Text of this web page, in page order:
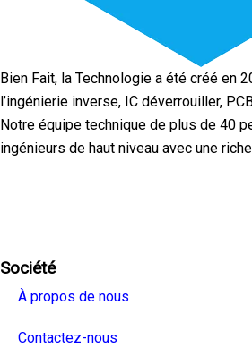
Bien Fait, la Technologie a été créé en
l’ingénierie inverse, IC déverrouiller,
Notre équipe technique de plus de 40
ingénieurs de haut niveau avec une
Société
À propos de nous
Contactez-nous